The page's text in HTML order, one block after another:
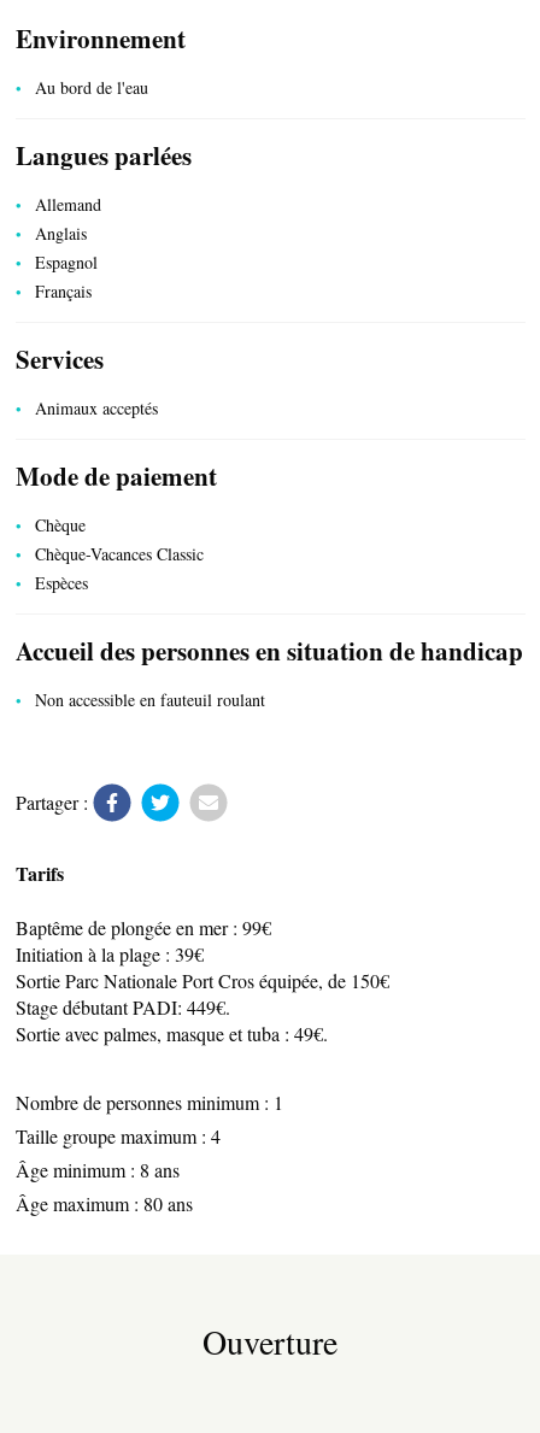
CÔTÉ VILLAGE
PRODUITS DU TERROIR
Environnement
Au bord de l'eau
Langues parlées
Allemand
Anglais
Espagnol
Français
Services
Animaux acceptés
Mode de paiement
Chèque
Chèque-Vacances Classic
Espèces
Accueil des personnes en situation de handicap
Non accessible en fauteuil roulant
Partager :
Tarifs
Baptême de plongée en mer : 99€
Initiation à la plage : 39€
Sortie Parc Nationale Port Cros équipée, de 150€
Stage débutant PADI: 449€.
Sortie avec palmes, masque et tuba : 49€.
Nombre de personnes minimum : 1
Taille groupe maximum : 4
Âge minimum : 8 ans
Âge maximum : 80 ans
Ouverture